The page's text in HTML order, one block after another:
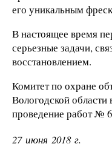
его уникальным
В настоящее время
серьезные задачи,
восстановлением.
Комитет по охране
Вологодской
проведение работ №
27 июня 2018 г.